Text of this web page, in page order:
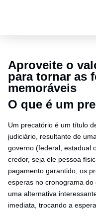
Aproveite o
para tornar as
memoráveis
O que é um
Um precatório é um título
judiciário, resultante de
governo (federal, estadual
credor, seja ele pessoa
pagamento garantido, os
esperas no cronograma
uma alternativa
imediata, trocando a